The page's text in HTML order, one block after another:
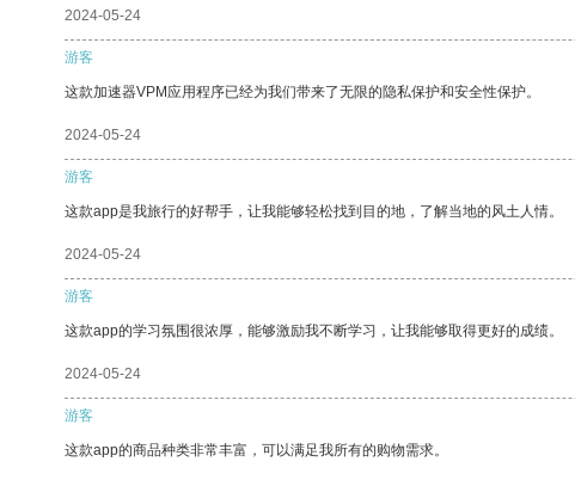
2024-05-24
游客
这款加速器VPM应用程序已经为我们带来了无限的隐私保护和安全性保护。
2024-05-24
游客
这款app是我旅行的好帮手，让我能够轻松找到目的地，了解当地的风土人情。
2024-05-24
游客
这款app的学习氛围很浓厚，能够激励我不断学习，让我能够取得更好的成绩。
2024-05-24
游客
这款app的商品种类非常丰富，可以满足我所有的购物需求。